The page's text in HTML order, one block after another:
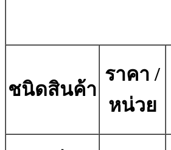
ชนิดสินค้า
ราคา /
หน่วย